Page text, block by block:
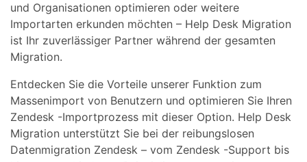
und Organisationen optimieren oder weitere
Importarten erkunden möchten – Help Desk Migration
ist Ihr zuverlässiger Partner während der gesamten
Migration.
Entdecken Sie die Vorteile unserer Funktion zum
Massenimport von Benutzern und optimieren Sie Ihren
Zendesk -Importprozess mit dieser Option. Help Desk
Migration unterstützt Sie bei der reibungslosen
Datenmigration Zendesk – vom Zendesk -Support bis